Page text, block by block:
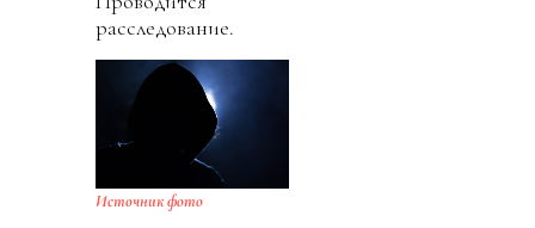
расследование.
Источник фото